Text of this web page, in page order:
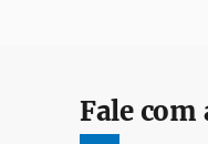
Fale com